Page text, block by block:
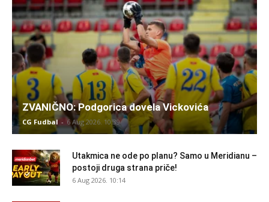
ZVANIČNO: Podgorica dovela Vickovića
CG Fudbal - 6 Aug 2026. 10:39
Utakmica ne ode po planu? Samo u Meridianu –
postoji druga strana priče!
6 Aug 2026. 10:14